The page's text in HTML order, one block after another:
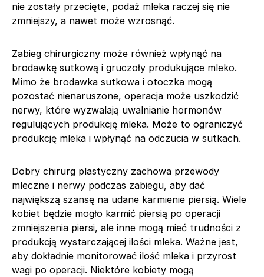
nie zostały przecięte, podaż mleka raczej się nie
zmniejszy, a nawet może wzrosnąć.
Zabieg chirurgiczny może również wpłynąć na
brodawkę sutkową i gruczoły produkujące mleko.
Mimo że brodawka sutkowa i otoczka mogą
pozostać nienaruszone, operacja może uszkodzić
nerwy, które wyzwalają uwalnianie hormonów
regulujących produkcję mleka. Może to ograniczyć
produkcję mleka i wpłynąć na odczucia w sutkach.
Dobry chirurg plastyczny zachowa przewody
mleczne i nerwy podczas zabiegu, aby dać
największą szansę na udane karmienie piersią. Wiele
kobiet będzie mogło karmić piersią po operacji
zmniejszenia piersi, ale inne mogą mieć trudności z
produkcją wystarczającej ilości mleka. Ważne jest,
aby dokładnie monitorować ilość mleka i przyrost
wagi po operacji. Niektóre kobiety mogą